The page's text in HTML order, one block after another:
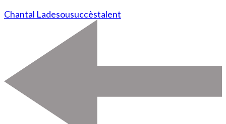
Chantal Ladesousuccèstalent